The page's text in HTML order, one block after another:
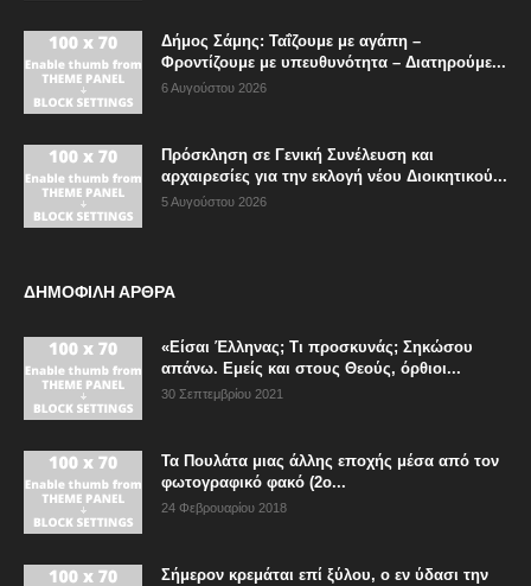
Δήμος Σάμης: Ταΐζουμε με αγάπη –
Φροντίζουμε με υπευθυνότητα – Διατηρούμε...
6 Αυγούστου 2026
Πρόσκληση σε Γενική Συνέλευση και
αρχαιρεσίες για την εκλογή νέου Διοικητικού...
5 Αυγούστου 2026
ΔΗΜΟΦΙΛΗ ΑΡΘΡΑ
«Είσαι Έλληνας; Τι προσκυνάς; Σηκώσου
απάνω. Εμείς και στους Θεούς, όρθιοι...
30 Σεπτεμβρίου 2021
Τα Πουλάτα μιας άλλης εποχής μέσα από τον
φωτογραφικό φακό (2ο...
24 Φεβρουαρίου 2018
Σήμερον κρεμάται επί ξύλου, ο εν ύδασι την